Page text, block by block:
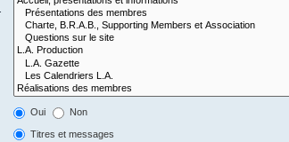
Oui Non
Titres et messages